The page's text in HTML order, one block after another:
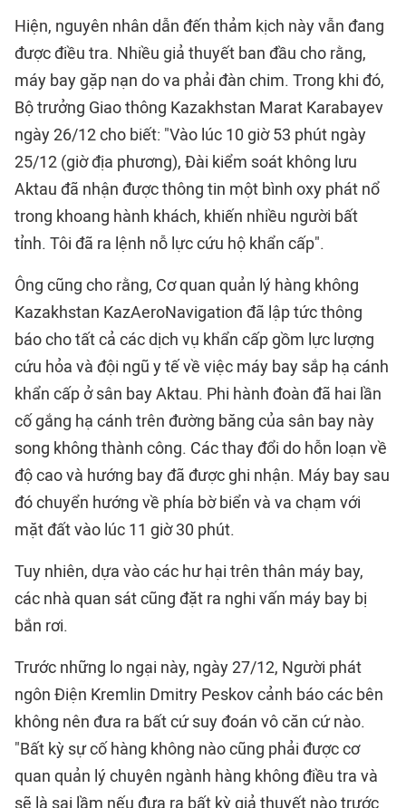
Hiện, nguyên nhân dẫn đến thảm kịch này vẫn đang
được điều tra. Nhiều giả thuyết ban đầu cho rằng,
máy bay gặp nạn do va phải đàn chim. Trong khi đó,
Bộ trưởng Giao thông Kazakhstan Marat Karabayev
ngày 26/12 cho biết: "Vào lúc 10 giờ 53 phút ngày
25/12 (giờ địa phương), Đài kiểm soát không lưu
Aktau đã nhận được thông tin một bình oxy phát nổ
trong khoang hành khách, khiến nhiều người bất
tỉnh. Tôi đã ra lệnh nỗ lực cứu hộ khẩn cấp".
Ông cũng cho rằng, Cơ quan quản lý hàng không
Kazakhstan KazAeroNavigation đã lập tức thông
báo cho tất cả các dịch vụ khẩn cấp gồm lực lượng
cứu hỏa và đội ngũ y tế về việc máy bay sắp hạ cánh
khẩn cấp ở sân bay Aktau. Phi hành đoàn đã hai lần
cố gắng hạ cánh trên đường băng của sân bay này
song không thành công. Các thay đổi do hỗn loạn về
độ cao và hướng bay đã được ghi nhận. Máy bay sau
đó chuyển hướng về phía bờ biển và va chạm với
mặt đất vào lúc 11 giờ 30 phút.
Tuy nhiên, dựa vào các hư hại trên thân máy bay,
các nhà quan sát cũng đặt ra nghi vấn máy bay bị
bắn rơi.
Trước những lo ngại này, ngày 27/12, Người phát
ngôn Điện Kremlin Dmitry Peskov cảnh báo các bên
không nên đưa ra bất cứ suy đoán vô căn cứ nào.
"Bất kỳ sự cố hàng không nào cũng phải được cơ
quan quản lý chuyên ngành hàng không điều tra và
sẽ là sai lầm nếu đưa ra bất kỳ giả thuyết nào trước